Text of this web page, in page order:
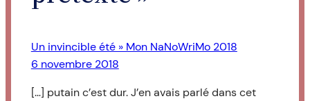
Un invincible été » Mon NaNoWriMo 2018
6 novembre 2018
[…] putain c’est dur. J’en avais parlé dans cet